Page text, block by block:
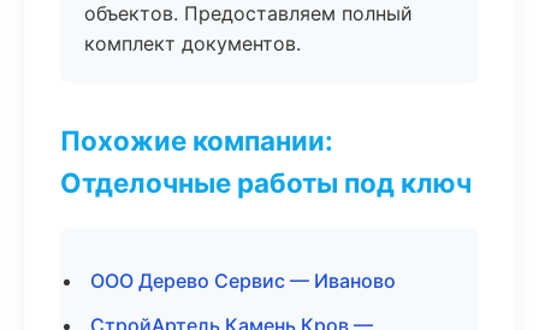
объектов. Предоставляем полный
комплект документов.
Похожие компании:
Отделочные работы под ключ
ООО Дерево Сервис — Иваново
СтройАртель Камень Кров —